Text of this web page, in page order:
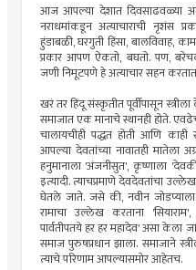
आज आपल्या देशात दिवसाढवळ्या
नराधमांकडून अत्याचाराची नृशंस
हुंडाबळी, घरगुती हिंसा, बालविवाह,
प्रकार आपण ऐकतो, बघतो. पण,
जणी निमूटपणे हे अत्याचार सहन
खरं तर हिंदू संस्कृतीत पूर्वीपासून
समाजात एक मानाचे स्थानही होते.
चालायचीही पद्धत होती आणि
आपल्या देवतांच्या नावातही मातेला
हनुमानाला 'अंजनीसुत', कृष्णाला
इत्यादी. त्याचप्रमाणे देवदेवतांचा उल्लेख
घेतले जाते. जसे की, नवीन जोडप्याला
रामाचा उल्लेख करताना
पार्वतीपतये हर हर महादेव' असा
समाज पुरुषप्रधान झाला. समाजाने
त्याचे परिणाम आपल्यासमोर आहेतच.